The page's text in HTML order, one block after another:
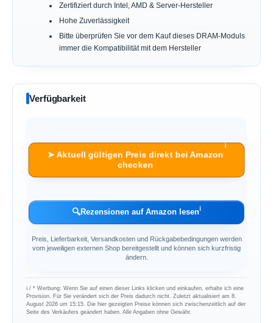
Zertifiziert durch Intel, AMD & Server-Hersteller
Hohe Zuverlässigkeit
Bitte überprüfen Sie vor dem Kauf dieses DRAM-Moduls
immer die Kompatibilität mit dem Hersteller
Verfügbarkeit
➤ Aktuell gültigen Preis direkt bei Amazon
checken
ℹ︎
🔍Rezensionen auf Amazon lesenℹ︎
Preis, Lieferbarkeit, Versandkosten und Rückgabebedingungen werden
vom jeweiligen externen Shop bereitgestellt und können sich kurzfristig
ändern.
ℹ︎ / * Werbung: Wenn Sie auf einen dieser Links klicken und einkaufen, erhalte ich eine
Provision. Für Sie verändert sich der Preis dadurch nicht. Zuletzt aktualisiert am 8.
August 2026 um 15:15. Die hier gezeigten Preise können sich zwischenzeitlich auf der
Seite des Verkäufers geändert haben. Alle Angaben ohne Gewähr.